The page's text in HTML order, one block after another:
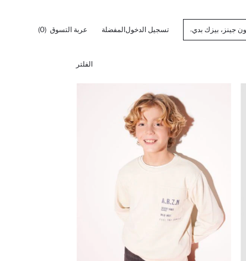
تسجيل الدخولالمفضلة عربة التسوق (0)
الفلتر